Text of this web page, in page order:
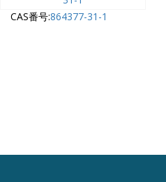
CAS番号:864377-31-1